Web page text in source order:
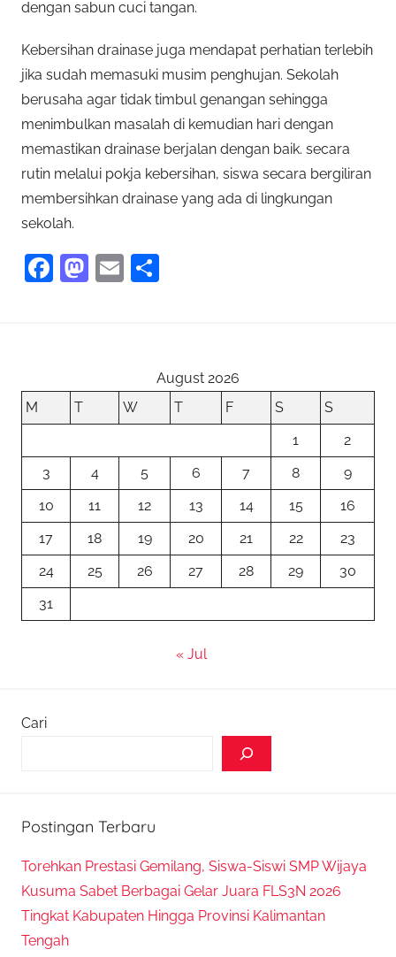
dengan sabun cuci tangan.
Kebersihan drainase juga mendapat perhatian terlebih
jika sudah memasuki musim penghujan. Sekolah
berusaha agar tidak timbul genangan sehingga
menimbulkan masalah di kemudian hari dengan
memastikan drainase berjalan dengan baik. secara
rutin melalui pokja kebersihan, siswa secara bergiliran
membersihkan drainase yang ada di lingkungan
sekolah.
F
k
M E
August 2026
M
T W T F S
S
1
2
3
4 5 6 7 8
9
10
11 12 13 14 15
16
17
18 19 20 21 22
23
24
25 26 27 28 29
30
31
« Jul
Cari
Postingan Terbaru
Torehkan Prestasi Gemilang, Siswa-Siswi SMP Wijaya
Kusuma Sabet Berbagai Gelar Juara FLS3N 2026
Tingkat Kabupaten Hingga Provinsi Kalimantan
Tengah